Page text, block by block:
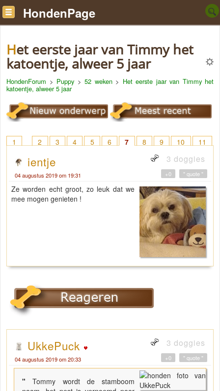
HondenPage
Het eerste jaar van Timmy het
katoentje, alweer 5 jaar
HondenForum > Puppy > 52 weken> Het eerste jaar van Timmy het
katoentje, alweer 5 jaar
1 2 3 4 5 6 7 8 9 10
11
> 22
ientje 3 doggies
04 augustus 2019 om 19:31 " quote "
+0
Ze worden echt groot, zo leuk dat we
mee mogen genieten !
UkkePuck 3 doggies
04 augustus 2019 om 20:33 " quote "
+0
"Tommy wordt de stamboom